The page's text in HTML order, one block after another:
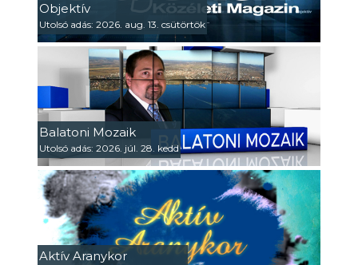
Objektív
Utolsó adás: 2026. aug. 13. csütörtök
Balatoni Mozaik
Utolsó adás: 2026. júl. 28. kedd
Aktív Aranykor